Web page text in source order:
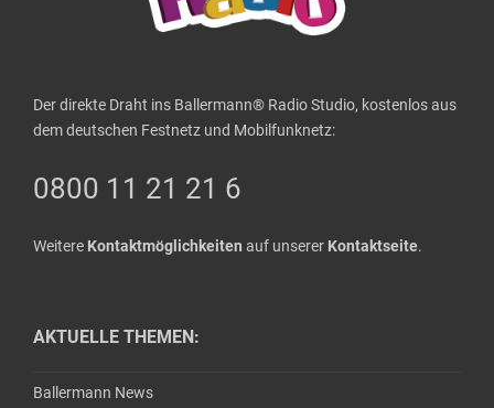
Der direkte Draht ins Ballermann® Radio Studio, kostenlos aus
dem deutschen Festnetz und Mobilfunknetz:
0800 11 21 21 6
Weitere Kontaktmöglichkeiten auf unserer Kontaktseite.
AKTUELLE THEMEN:
Ballermann News